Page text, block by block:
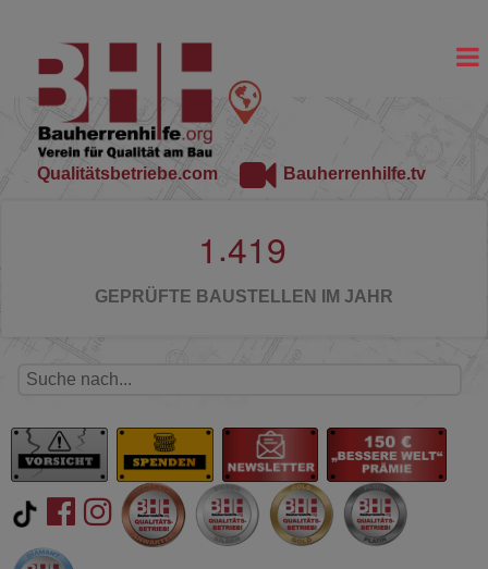
Qualitätsbetriebe.com Bauherrenhilfe.tv
1 .419
GEPRÜFTE BAUSTELLEN IM JAHR